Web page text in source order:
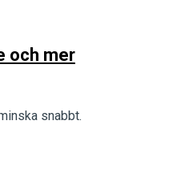
och mer
snabbt.